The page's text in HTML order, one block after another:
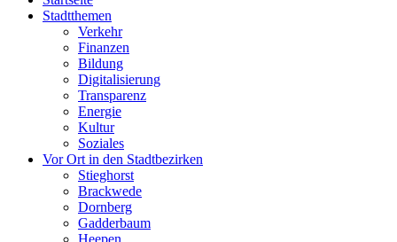
Stadtthemen
Verkehr
Finanzen
Bildung
Digitalisierung
Transparenz
Energie
Kultur
Soziales
Vor Ort in den Stadtbezirken
Stieghorst
Brackwede
Dornberg
Gadderbaum
Heepen